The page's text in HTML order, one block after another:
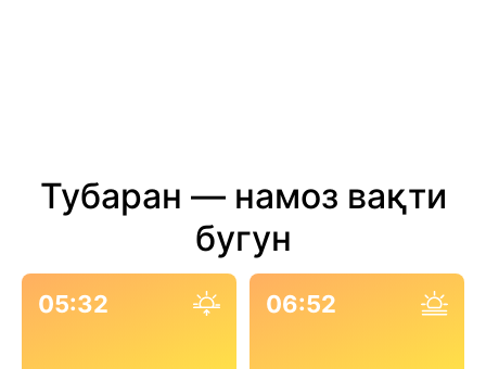
Тубаран — намоз вақти
бугун
05:32 06:52